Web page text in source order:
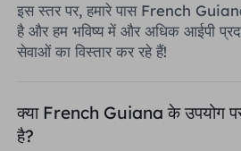
इस स्तर पर, हमारे पास French
है और हम भविष्य में और अधिक आईपी
सेवाओं का विस्तार कर रहे हैं!
क्या French Guiana के उपयोग
है?